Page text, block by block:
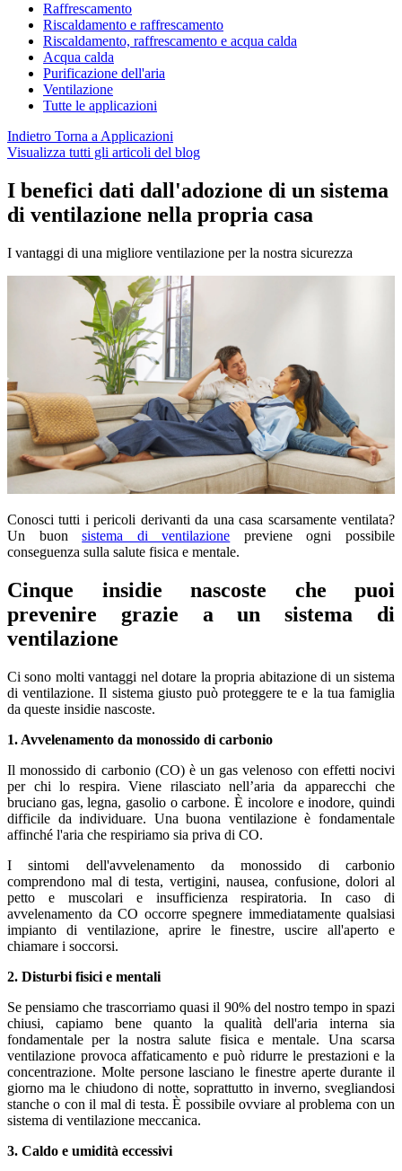
Raffrescamento
Riscaldamento e raffrescamento
Riscaldamento, raffrescamento e acqua calda
Acqua calda
Purificazione dell'aria
Ventilazione
Tutte le applicazioni
Indietro Torna a Applicazioni
Visualizza tutti gli articoli del blog
I benefici dati dall'adozione di un sistema
di ventilazione nella propria casa
I vantaggi di una migliore ventilazione per la nostra sicurezza
Conosci tutti i pericoli derivanti da una casa scarsamente ventilata?
Un buonsistema di ventilazione previene ogni possibile
conseguenza sulla salute fisica e mentale.
Cinque insidie nascoste che puoi
prevenire grazie a un sistema di
ventilazione
Ci sono molti vantaggi nel dotare la propria abitazione di un sistema
di ventilazione. Il sistema giusto può proteggere te e la tua famiglia
da queste insidie nascoste.
1. Avvelenamento da monossido di carbonio
Il monossido di carbonio (CO) è un gas velenoso con effetti nocivi
per chi lo respira. Viene rilasciato nell’aria da apparecchi che
bruciano gas, legna, gasolio o carbone. È incolore e inodore, quindi
difficile da individuare. Una buona ventilazione è fondamentale
affinché l'aria che respiriamo sia priva di CO.
I sintomi dell'avvelenamento da monossido di carbonio
comprendono mal di testa, vertigini, nausea, confusione, dolori al
petto e muscolari e insufficienza respiratoria. In caso di
avvelenamento da CO occorre spegnere immediatamente qualsiasi
impianto di ventilazione, aprire le finestre, uscire all'aperto e
chiamare i soccorsi.
2. Disturbi fisici e mentali
Se pensiamo che trascorriamo quasi il 90% del nostro tempo in spazi
chiusi, capiamo bene quanto la qualità dell'aria interna sia
fondamentale per la nostra salute fisica e mentale. Una scarsa
ventilazione provoca affaticamento e può ridurre le prestazioni e la
concentrazione. Molte persone lasciano le finestre aperte durante il
giorno ma le chiudono di notte, soprattutto in inverno, svegliandosi
stanche o con il mal di testa. È possibile ovviare al problema con un
sistema di ventilazione meccanica.
3. Caldo e umidità eccessivi